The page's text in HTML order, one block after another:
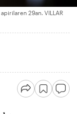
29an. VILLAR